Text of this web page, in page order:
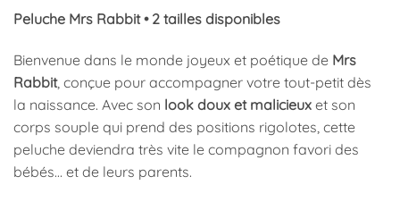
Peluche Mrs Rabbit • 2 tailles disponibles
Bienvenue dans le monde joyeux et poétique de Mrs
Rabbit, conçue pour accompagner votre tout-petit dès
la naissance. Avec son look doux et malicieux et son
corps souple qui prend des positions rigolotes, cette
peluche deviendra très vite le compagnon favori des
bébés… et de leurs parents.